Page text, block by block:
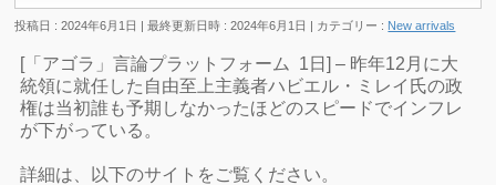
投稿日 : 2024年6月1日 最終更新日時 : 2024年6月1日 カテゴリー : New arrivals
[「アゴラ」言論プラットフォーム 1日] – 昨年12月に大
統領に就任した自由至上主義者ハビエル・ミレイ氏の政
権は当初誰も予期しなかったほどのスピードでインフレ
が下がっている。
詳細は、以下のサイトをご覧ください。